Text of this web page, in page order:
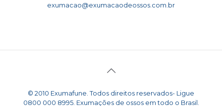
exumacao@exumacaodeossos.com.br
© 2010 Exumafune. Todos direitos reservados- Ligue
0800 000 8995. Exumações de ossos em todo o Brasil.